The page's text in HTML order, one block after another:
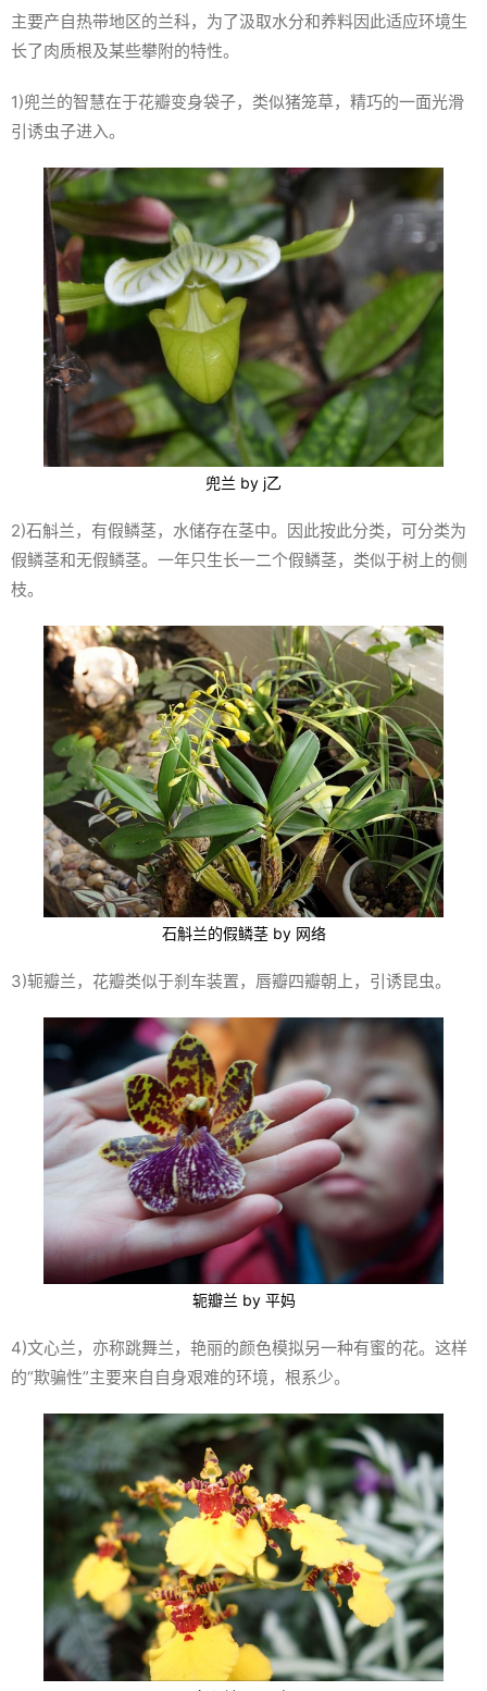
主要产自热带地区的兰科，为了汲取水分和养料因此适应环境生
长了肉质根及某些攀附的特性。
1)兜兰的智慧在于花瓣变身袋子，类似猪笼草，精巧的一面光滑
引诱虫子进入。
兜兰 by j乙
2)石斛兰，有假鳞茎，水储存在茎中。因此按此分类，可分类为
假鳞茎和无假鳞茎。一年只生长一二个假鳞茎，类似于树上的侧
枝。
石斛兰的假鳞茎 by 网络
3)轭瓣兰，花瓣类似于刹车装置，唇瓣四瓣朝上，引诱昆虫。
轭瓣兰 by 平妈
4)文心兰，亦称跳舞兰，艳丽的颜色模拟另一种有蜜的花。这样
的“欺骗性”主要来自自身艰难的环境，根系少。